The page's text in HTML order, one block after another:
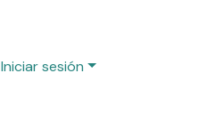
Iniciar sesión